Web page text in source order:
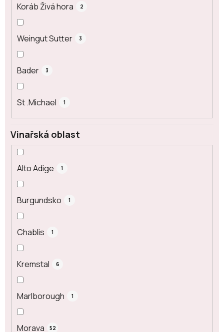
Koráb Živá hora 2
Weingut Sutter 3
Bader 3
St .Michael 1
Vinařská oblast
Alto Adige 1
Burgundsko 1
Chablis 1
Kremstal 6
Marlborough 1
Morava 52